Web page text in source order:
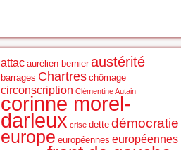
attac aurélien bernier austérité
barrages Chartres chômage
circonscription Clémentine Autain
corinne morel-
darleux crise dette démocratie
europe européennes européennes